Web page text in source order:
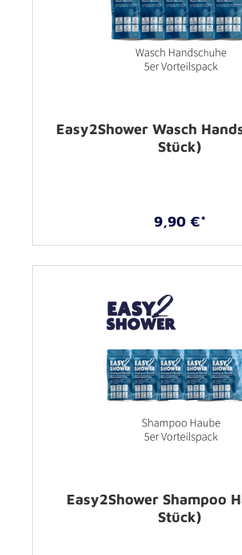
Easy2Shower Wasch
Stück)
9,90 €*
Easy2Shower Shampoo
Stück)